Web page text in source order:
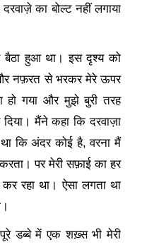
का बोल्ट नहीं लगाया
बैठा हुआ था। इस दृश्य को
नफ़रत से भरकर मेरे ऊपर
गया और मुझे बुरी तरह
मैंने कहा कि दरवाज़ा
कि अंदर कोई है,वरना मैं
पर मेरी सफ़ाई का हर
रहा था। ऐसा लगता था
डब्बे में एक शख़्स भी मेरी